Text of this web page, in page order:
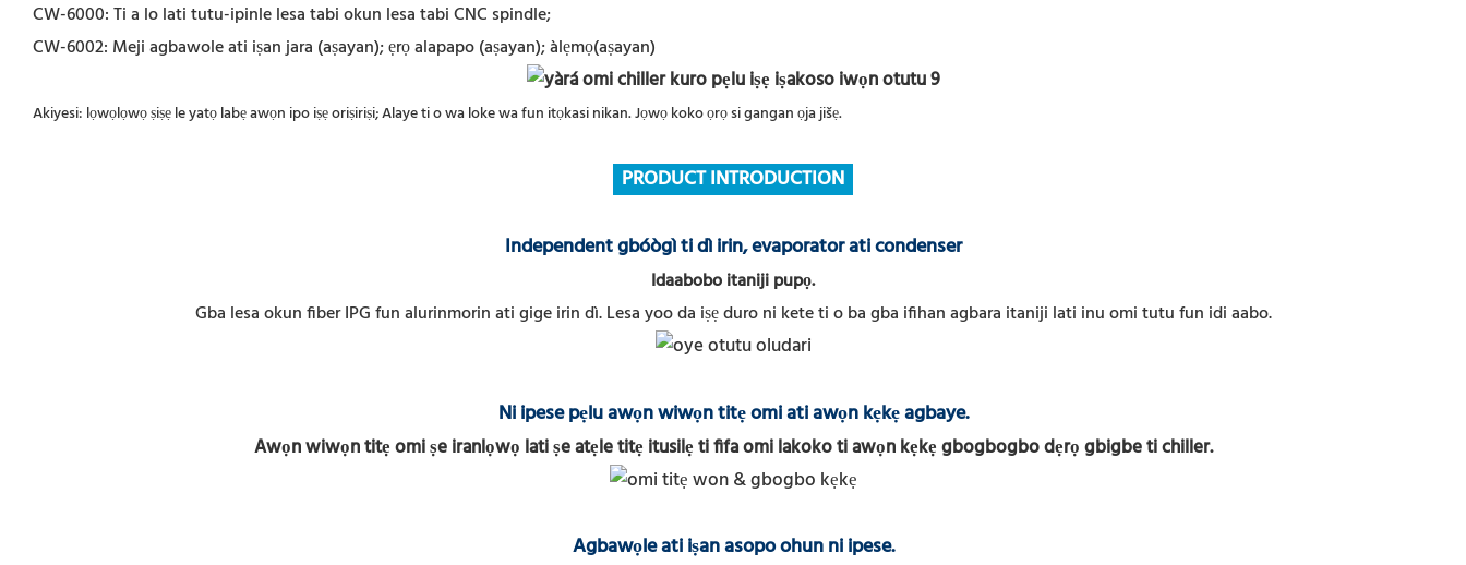
CW-6000: Ti a lo lati tutu-ipinle lesa tabi okun lesa tabi CNC spindle;
CW-6002: Meji agbawole ati iṣan jara (aṣayan); ẹrọ alapapo (aṣayan); àlẹmọ(aṣayan)
Akiyesi: lọwọlọwọ ṣiṣẹ le yatọ labẹ awọn ipo iṣẹ oriṣiriṣi; Alaye ti o wa loke wa fun itọkasi nikan. Jọwọ koko ọrọ si gangan ọja jišẹ.
PRODUCT INTRODUCTION
Independent gbóògì ti dì irin, evaporator ati condenser
Idaabobo itaniji pupọ.
Gba lesa okun fiber IPG fun alurinmorin ati gige irin dì.Lesa yoo da iṣẹ duro ni kete ti o ba gba ifihan agbara itaniji lati inu omi tutu fun idi aabo.
Ni ipese pẹlu awọn wiwọn titẹ omi ati awọn kẹkẹ agbaye.
Awọn wiwọn titẹ omi ṣe iranlọwọ lati ṣe atẹle titẹ itusilẹ ti fifa omi lakoko ti awọn kẹkẹ gbogbogbo dẹrọ gbigbe ti chiller.
Agbawọle ati iṣan asopo ohun ni ipese.